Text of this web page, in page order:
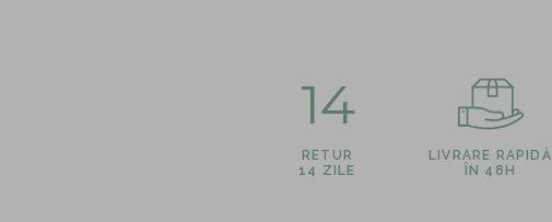
14
RETUR
14 ZILE
LIVRARE RAPIDĂ
ÎN 48H